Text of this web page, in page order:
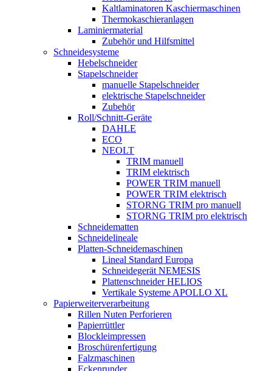
Kaltlaminatoren Kaschiermaschinen
Thermokaschieranlagen
Laminiermaterial
Zubehör und Hilfsmittel
Schneidesysteme
Hebelschneider
Stapelschneider
manuelle Stapelschneider
elektrische Stapelschneider
Zubehör
Roll/Schnitt-Geräte
DAHLE
ECO
NEOLT
TRIM manuell
TRIM elektrisch
POWER TRIM manuell
POWER TRIM elektrisch
STORNG TRIM pro manuell
STORNG TRIM pro elektrisch
Schneidematten
Schneidelineale
Platten-Schneidemaschinen
Lineal Standard Europa
Schneidegerät NEMESIS
Plattenschneider HELIOS
Vertikale Systeme APOLLO XL
Papierweiterverarbeitung
Rillen Nuten Perforieren
Papierrüttler
Blockleimpressen
Broschürenfertigung
Falzmaschinen
Eckenrunder